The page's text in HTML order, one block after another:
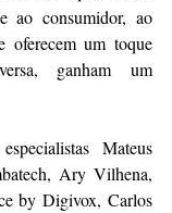
ao consumidor, ao
oferecem um toque
ganham um
Mateus
Ary Vilhena,
by Digivox, Carlos